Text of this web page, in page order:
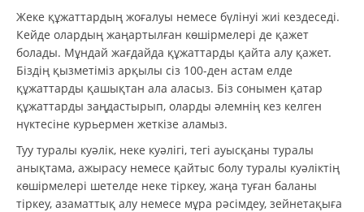
Жеке құжаттардың жоғалуы немесе бүлінуі жиі кездеседі.
Кейде олардың жаңартылған көшірмелері де қажет
болады. Мұндай жағдайда құжаттарды қайта алу қажет.
Біздің қызметіміз арқылы сіз 100-ден астам елде
құжаттарды қашықтан ала аласыз. Біз сонымен қатар
құжаттарды заңдастырып, оларды әлемнің кез келген
нүктесіне курьермен жеткізе аламыз.
Туу туралы куәлік, неке куәлігі, тегі ауысқаны туралы
анықтама, ажырасу немесе қайтыс болу туралы куәліктің
көшірмелері шетелде неке тіркеу, жаңа туған баланы
тіркеу, азаматтық алу немесе мұра рәсімдеу, зейнетақыға